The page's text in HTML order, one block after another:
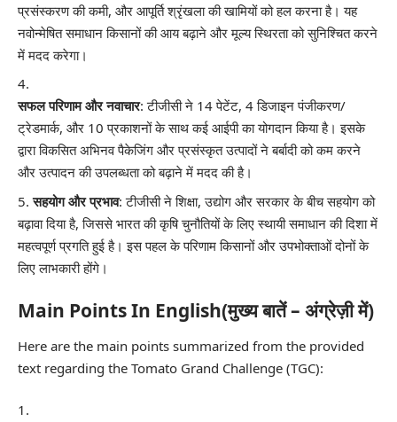
प्रसंस्करण की कमी, और आपूर्ति श्रृंखला की खामियों को हल करना है। यह
नवोन्मेषित समाधान किसानों की आय बढ़ाने और मूल्य स्थिरता को सुनिश्चित करने
में मदद करेगा।
सफल परिणाम और नवाचार: टीजीसी ने 14 पेटेंट, 4 डिजाइन पंजीकरण/
ट्रेडमार्क, और 10 प्रकाशनों के साथ कई आईपी का योगदान किया है। इसके
द्वारा विकसित अभिनव पैकेजिंग और प्रसंस्कृत उत्पादों ने बर्बादी को कम करने
और उत्पादन की उपलब्धता को बढ़ाने में मदद की है।
सहयोग और प्रभाव: टीजीसी ने शिक्षा, उद्योग और सरकार के बीच सहयोग को
बढ़ावा दिया है, जिससे भारत की कृषि चुनौतियों के लिए स्थायी समाधान की दिशा में
महत्वपूर्ण प्रगति हुई है। इस पहल के परिणाम किसानों और उपभोक्ताओं दोनों के
लिए लाभकारी होंगे।
Main Points In English(मुख्य बातें – अंग्रेज़ी में)
Here are the main points summarized from the provided
text regarding the Tomato Grand Challenge (TGC):